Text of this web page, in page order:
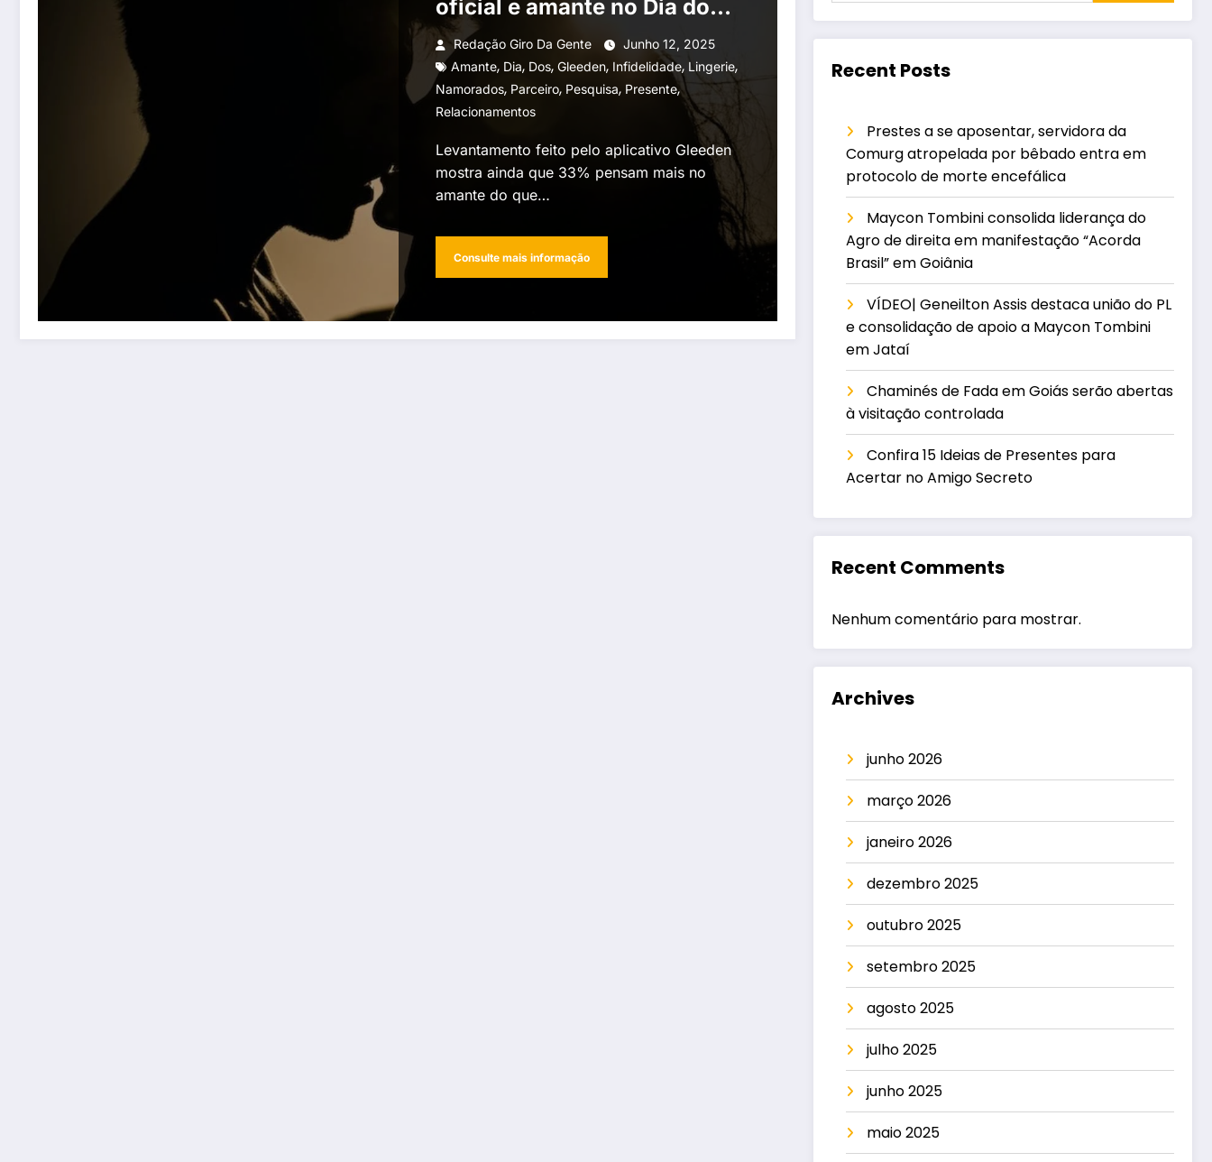
oficial e amante no Dia dos
Namorados
Redação Giro Da Gente
Junho 12, 2025
Amante, Dia, Dos, Gleeden, Infidelidade, Lingerie,
Namorados, Parceiro, Pesquisa, Presente,
Relacionamentos
Levantamento feito pelo aplicativo Gleeden
mostra ainda que 33% pensam mais no
amante do que…
Consulte mais informação
Recent Posts
Prestes a se aposentar, servidora da
Comurg atropelada por bêbado entra em
protocolo de morte encefálica
Maycon Tombini consolida liderança do
Agro de direita em manifestação “Acorda
Brasil” em Goiânia
VÍDEO| Geneilton Assis destaca união do PL
e consolidação de apoio a Maycon Tombini
em Jataí
Chaminés de Fada em Goiás serão abertas
à visitação controlada
Confira 15 Ideias de Presentes para
Acertar no Amigo Secreto
Recent Comments
Nenhum comentário para mostrar.
Archives
junho 2026
março 2026
janeiro 2026
dezembro 2025
outubro 2025
setembro 2025
agosto 2025
julho 2025
junho 2025
maio 2025